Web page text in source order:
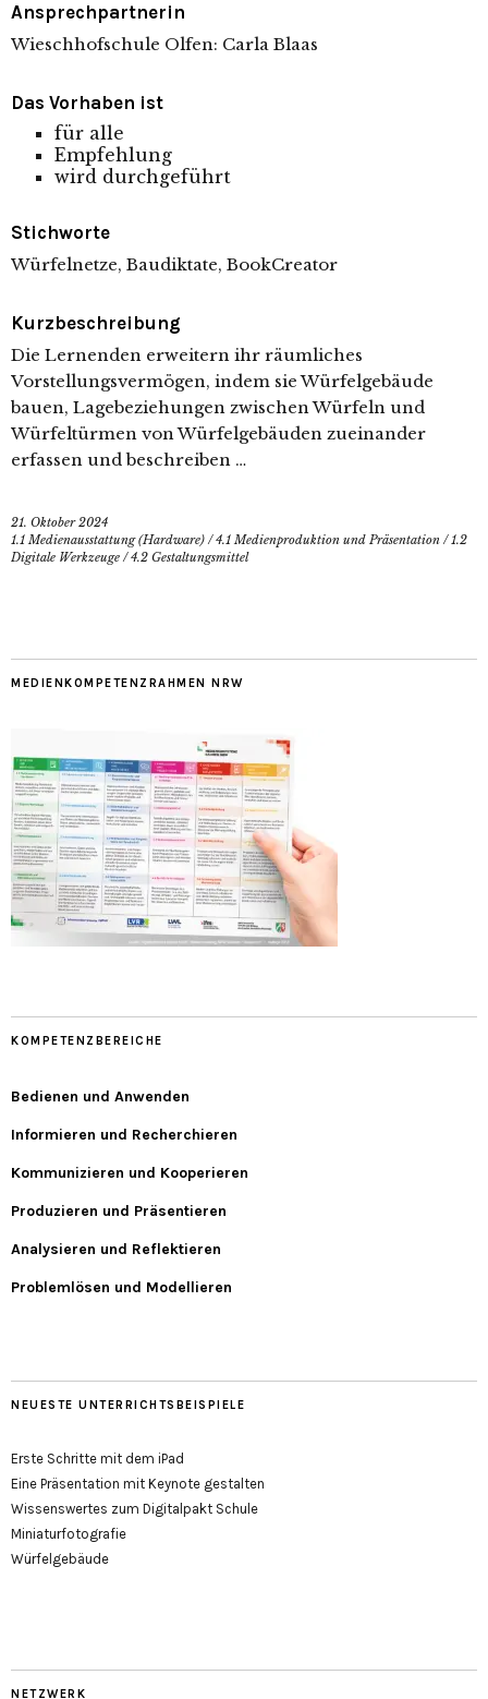
Ansprechpartnerin
Wieschhofschule Olfen: Carla Blaas
Das Vorhaben ist
für alle
Empfehlung
wird durchgeführt
Stichworte
Würfelnetze, Baudiktate, BookCreator
Kurzbeschreibung
Die Lernenden erweitern ihr räumliches
Vorstellungsvermögen, indem sie Würfelgebäude
bauen, Lagebeziehungen zwischen Würfeln und
Würfeltürmen von Würfelgebäuden zueinander
erfassen und beschreiben …
21. Oktober 2024
1.1 Medienausstattung (Hardware) /4.1 Medienproduktion und Präsentation /1.2
Digitale Werkzeuge /4.2 Gestaltungsmittel
MEDIENKOMPETENZRAHMEN NRW
KOMPETENZBEREICHE
Bedienen und Anwenden
Informieren und Recherchieren
Kommunizieren und Kooperieren
Produzieren und Präsentieren
Analysieren und Reflektieren
Problemlösen und Modellieren
NEUESTE UNTERRICHTSBEISPIELE
Erste Schritte mit dem iPad
Eine Präsentation mit Keynote gestalten
Wissenswertes zum Digitalpakt Schule
Miniaturfotografie
Würfelgebäude
NETZWERK